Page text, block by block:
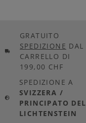
GRATUITO
SPEDIZIONE DAL
CARRELLO DI
199,00 CHF
SPEDIZIONE A
SVIZZERA /
PRINCIPATO DEL
LICHTENSTEIN